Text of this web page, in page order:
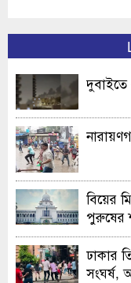
দুবাইতে
বিয়ের
পুরুষের
ঢাকার